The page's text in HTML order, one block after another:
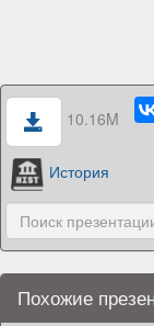
10.16M
История
Похожие